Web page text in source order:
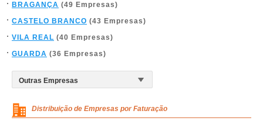
BRAGANÇA (49 Empresas)
CASTELO BRANCO (43 Empresas)
VILA REAL (40 Empresas)
GUARDA (36 Empresas)
Distribuição de Empresas por Faturação